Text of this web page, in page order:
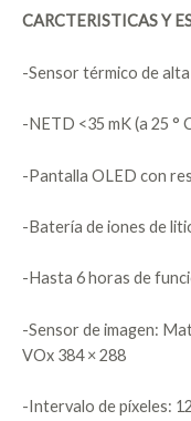
CARCTERISTICAS Y
-Sensor térmico de
-NETD <35 mK (a 25 °
-Pantalla OLED con
-Batería de iones de
-Hasta 6 horas de
-Sensor de imagen:
VOx 384 × 288
-Intervalo de píxeles: